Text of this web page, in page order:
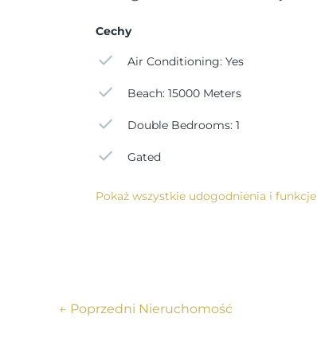
Cechy
Air Conditioning: Yes
Beach: 15000 Meters
Double Bedrooms: 1
Gated
Pokaż wszystkie udogodnienia i funkcje
← Poprzedni Nieruchomość